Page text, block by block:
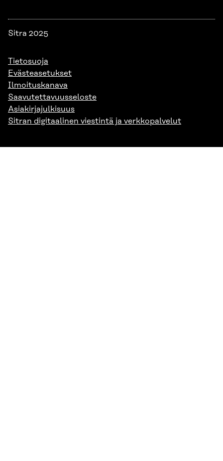
Sitra 2025
Tietosuoja
Evästeasetukset
Ilmoituskanava
Saavutettavuusseloste
Asiakirjajulkisuus
Sitran digitaalinen viestintä ja verkkopalvelut